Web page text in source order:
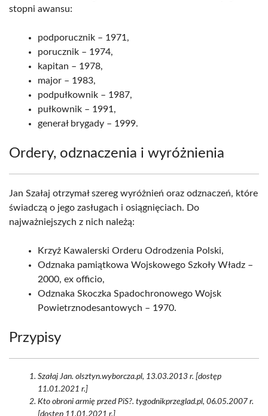
stopni awansu:
podporucznik – 1971,
porucznik – 1974,
kapitan – 1978,
major – 1983,
podpułkownik – 1987,
pułkownik – 1991,
generał brygady – 1999.
Ordery, odznaczenia i wyróżnienia
Jan Szałaj otrzymał szereg wyróżnień oraz odznaczeń, które
świadczą o jego zasługach i osiągnięciach. Do
najważniejszych z nich należą:
Krzyż Kawalerski Orderu Odrodzenia Polski,
Odznaka pamiątkowa Wojskowego Szkoły Władz –
2000, ex officio,
Odznaka Skoczka Spadochronowego Wojsk
Powietrznodesantowych – 1970.
Przypisy
Szałaj Jan. olsztyn.wyborcza.pl, 13.03.2013 r. [dostęp
11.01.2021 r.]
Kto obroni armię przed PiS?. tygodnikprzeglad.pl, 06.05.2007 r.
[dostęp 11.01.2021 r.]